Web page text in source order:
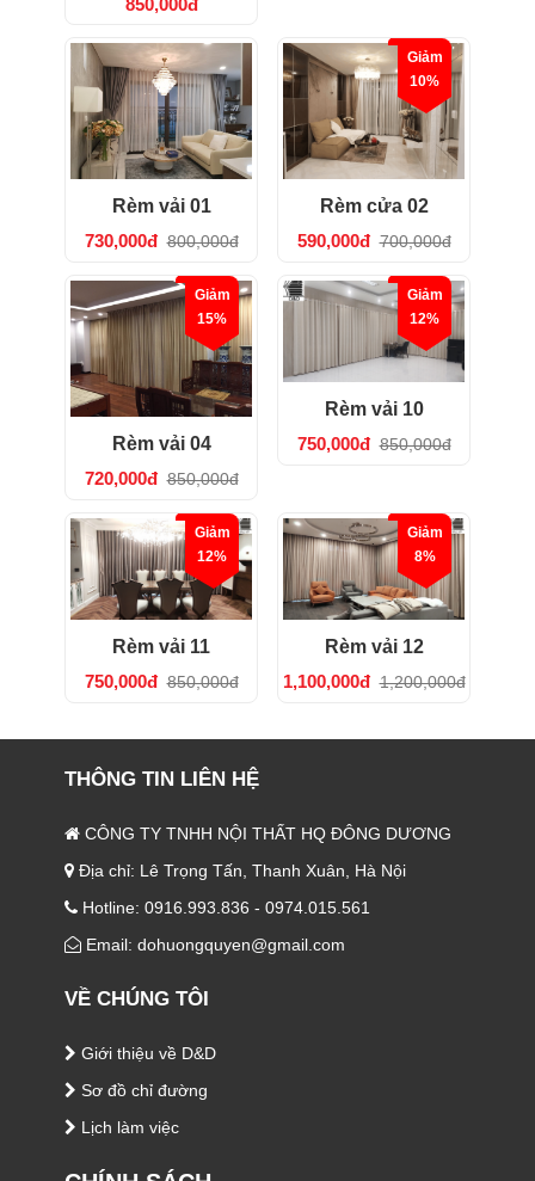
Rèm vải 01
730,000đ 800,000đ
Giảm
10%
Rèm cửa 02
590,000đ 700,000đ
Giảm
15%
Rèm vải 04
720,000đ 850,000đ
Giảm
12%
Rèm vải 10
750,000đ 850,000đ
Giảm
12%
Rèm vải 11
750,000đ 850,000đ
Giảm
8%
Rèm vải 12
1,100,000đ 1,200,000đ
THÔNG TIN LIÊN HỆ
CÔNG TY TNHH NỘI THẤT HQ ĐÔNG DƯƠNG
Địa chỉ: Lê Trọng Tấn, Thanh Xuân, Hà Nội
Hotline: 0916.993.836 - 0974.015.561
Email: dohuongquyen@gmail.com
VỀ CHÚNG TÔI
Giới thiệu về D&D
Sơ đồ chỉ đường
Lịch làm việc